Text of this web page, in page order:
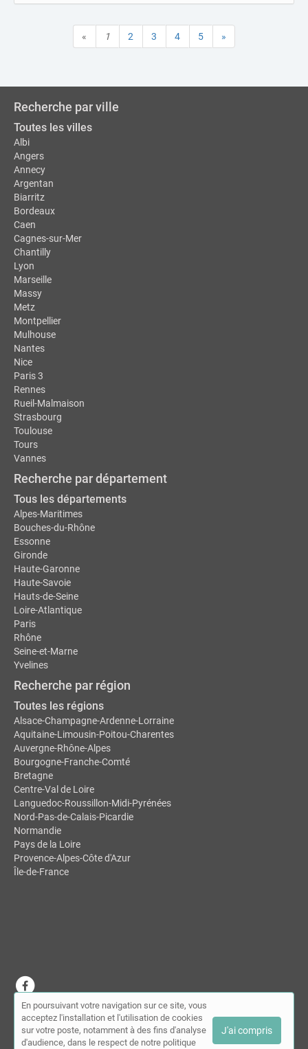
« 1 2 3 4 5 »
Recherche par ville
Toutes les villes
Albi
Angers
Annecy
Argentan
Biarritz
Bordeaux
Caen
Cagnes-sur-Mer
Chantilly
Lyon
Marseille
Massy
Metz
Montpellier
Mulhouse
Nantes
Nice
Paris 3
Rennes
Rueil-Malmaison
Strasbourg
Toulouse
Tours
Vannes
Recherche par département
Tous les départements
Alpes-Maritimes
Bouches-du-Rhône
Essonne
Gironde
Haute-Garonne
Haute-Savoie
Hauts-de-Seine
Loire-Atlantique
Paris
Rhône
Seine-et-Marne
Yvelines
Recherche par région
Toutes les régions
Alsace-Champagne-Ardenne-Lorraine
Aquitaine-Limousin-Poitou-Charentes
Auvergne-Rhône-Alpes
Bourgogne-Franche-Comté
Bretagne
Centre-Val de Loire
Languedoc-Roussillon-Midi-Pyrénées
Nord-Pas-de-Calais-Picardie
Normandie
Pays de la Loire
Provence-Alpes-Côte d'Azur
Île-de-France
© MDSL | Annuaire des chiropracteurs 2026 |
compte|Contact
Conditions générales d'utilisation|Mentions légales
En poursuivant votre navigation sur ce site, vous
acceptez l'installation et l'utilisation de cookies
sur votre poste, notamment à des fins d'analyse
d'audience, dans le respect de notre politique
J'ai compris